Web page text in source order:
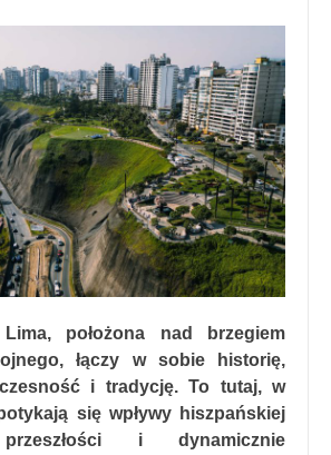
położona nad brzegiem
łączy w sobie historię,
i tradycję. To tutaj, w
się wpływy hiszpańskiej
i dynamicznie